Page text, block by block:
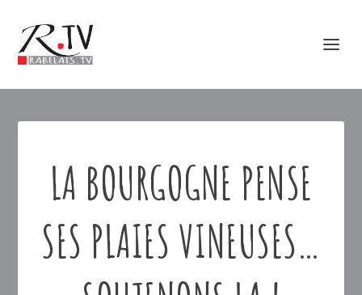
LA BOURGOGNE PENSE
SES PLAIES VINEUSES…